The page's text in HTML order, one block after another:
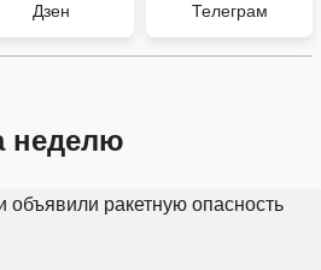
Дзен Телеграм
неделю